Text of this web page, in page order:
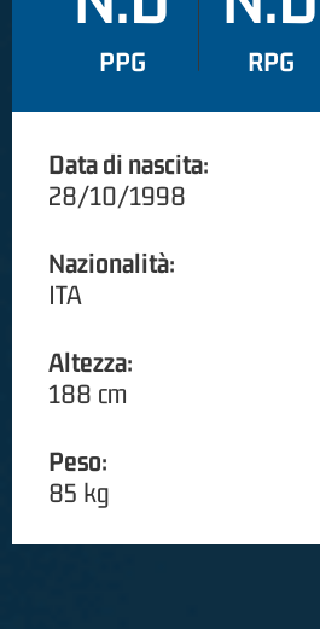
PPG RPG
Data di nascita:
28/10/1998
Nazionalità:
ITA
Altezza:
188 cm
Peso:
85 kg